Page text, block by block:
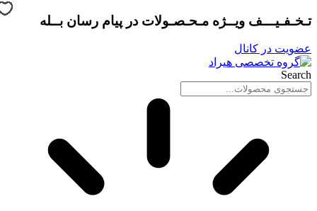
پرش
محتوا
تـخـفـیـــف ویــژه مـحـصـولات در پیام رسان بــله
عضویت در کانال
Search